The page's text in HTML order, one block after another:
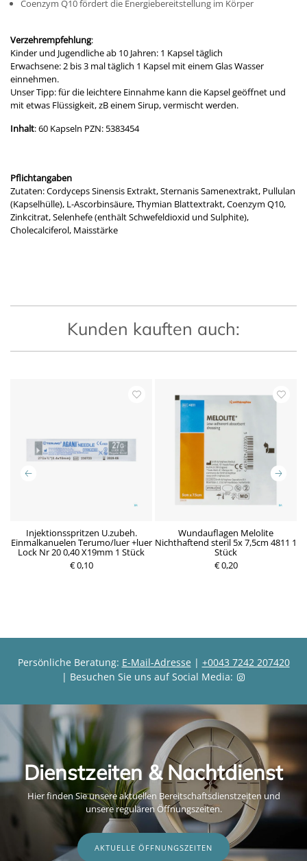
Coenzym Q10 fördert die Energiebereitstellung im Körper
Verzehrempfehlung:
Kinder und Jugendliche ab 10 Jahren: 1 Kapsel täglich
Erwachsene: 2 bis 3 mal täglich 1 Kapsel mit einem Glas Wasser
einnehmen.
Unser Tipp: für die leichtere Einnahme kann die Kapsel geöffnet und
mit etwas Flüssigkeit, zB einem Sirup, vermischt werden.
Inhalt: 60 Kapseln PZN: 5383454
Pflichtangaben
Zutaten: Cordyceps Sinensis Extrakt, Sternanis Samenextrakt, Pullulan
(Kapselhülle), L-Ascorbinsäure, Thymian Blattextrakt, Coenzym Q10,
Zinkcitrat, Selenhefe (enthält Schwefeldioxid und Sulphite),
Cholecalciferol, Maisstärke
Kunden kauften auch:
Injektionsspritzen U.zubeh.
Einmalkanuelen Terumo/luer +luer
Lock Nr 20 0,40 X19mm 1 Stück
€ 0,10
Wundauflagen Melolite
Nichthaftend steril 5x 7,5cm 4811 1
Stück
€ 0,20
Persönliche Beratung: E-Mail-Adresse | +0043 7242 207420
| Besuchen Sie uns auf Social Media:
Dienstzeiten & Nachtdienst
Hier finden Sie unsere aktuellen Bereitschaftsdienstzeiten und
unsere regulären Öffnungszeiten.
AKTUELLE ÖFFNUNGSZEITEN